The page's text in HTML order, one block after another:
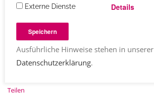
Corinna Wieja ab 10 jahren
Teilen
Externe Dienste Details
Speichern
Ausführliche Hinweise stehen in unserer
Datenschutzerklärung.